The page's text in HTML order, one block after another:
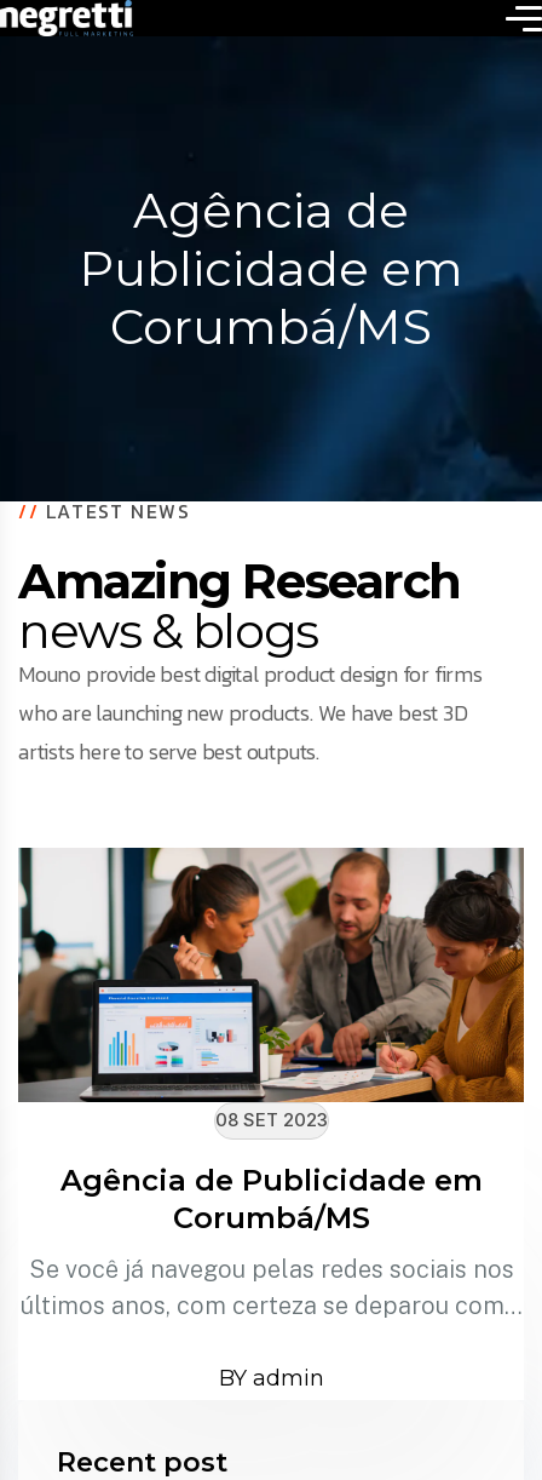
Agência de
Publicidade em
Corumbá/MS
//LATEST NEWS
Amazing Research
news & blogs
Mouno provide best digital product design for firms
who are launching new products. We have best 3D
artists here to serve best outputs.
08 SET 2023
Agência de Publicidade em
Corumbá/MS
Se você já navegou pelas redes sociais nos
últimos anos, com certeza se deparou com…
BY admin
Recent post